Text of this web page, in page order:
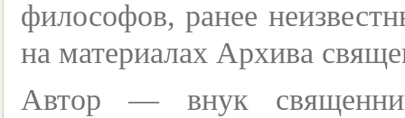
философов, ранее
на материалах Архива
Автор — внук